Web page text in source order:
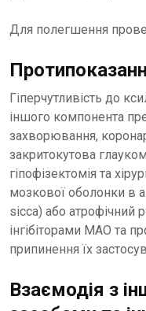
Для полегшення
Гіперчутливість до
іншого компонента
захворювання,
закритокутова
гіпофізектомія та
мозкової оболонки в
sicca) або атрофічний
інгібіторами МАО та
припинення їх
Взаємодія з